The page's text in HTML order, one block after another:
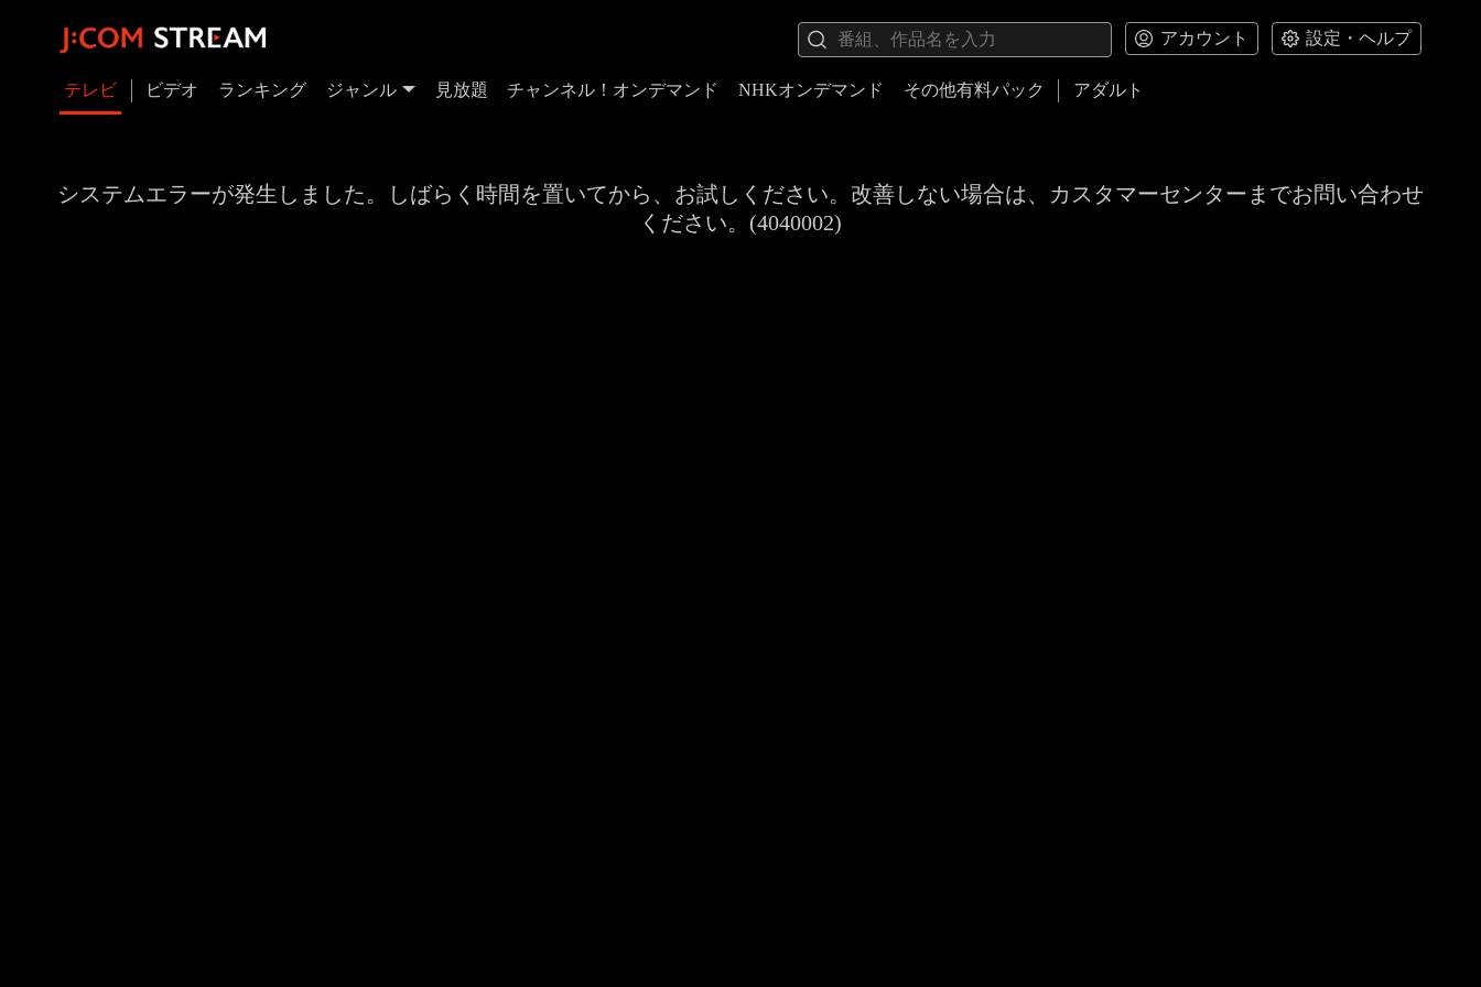
アカウント 設定・ヘルプ
テレビ ビデオ ランキング ジャンル 見放題 チャンネル！オンデマンド NHKオンデマンド その他有料パック アダルト
システムエラーが発生しました。しばらく時間を置いてから、お試しください。改善しない場合は、カスタマーセンターまでお問い合わせ
ください。(4040002)